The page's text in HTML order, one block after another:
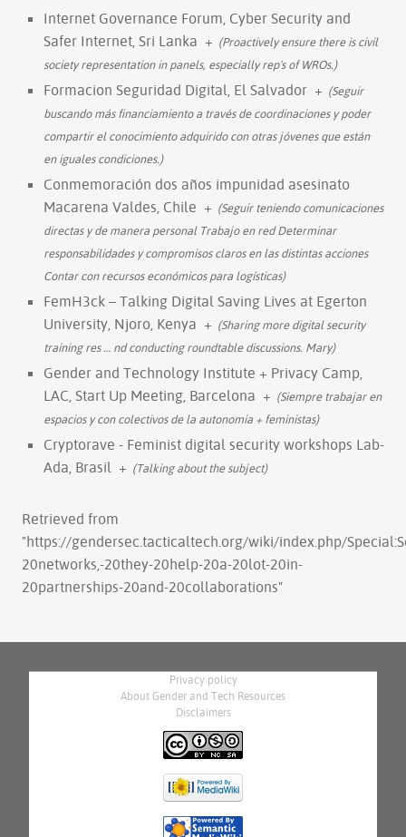
Internet Governance Forum, Cyber Security and
Safer Internet, Sri Lanka + (Proactively ensure there is civil
society representation in panels, especially rep's of WROs.)
Formacion Seguridad Digital, El Salvador + (Seguir
buscando más financiamiento a través de coordinaciones y poder
compartir el conocimiento adquirido con otras jóvenes que están
en iguales condiciones.)
Conmemoración dos años impunidad asesinato
Macarena Valdes, Chile + (Seguir teniendo comunicaciones
directas y de manera personal Trabajo en red Determinar
responsabilidades y compromisos claros en las distintas acciones
Contar con recursos económicos para logísticas)
FemH3ck – Talking Digital Saving Lives at Egerton
University, Njoro, Kenya + (Sharing more digital security
training res… nd conducting roundtable discussions. Mary)
Gender and Technology Institute + Privacy Camp,
LAC, Start Up Meeting, Barcelona + (Siempre trabajar en
espacios y con colectivos de la autonomia + feministas)
Cryptorave - Feminist digital security workshops Lab-
Ada, Brasil + (Talking about the subject)
Retrieved from
"https://gendersec.tacticaltech.org/wiki/index.php/
20networks,-20they-20help-20a-20lot-20in-
20partnerships-20and-20collaborations"
Privacy policy
About Gender and Tech Resources
Disclaimers